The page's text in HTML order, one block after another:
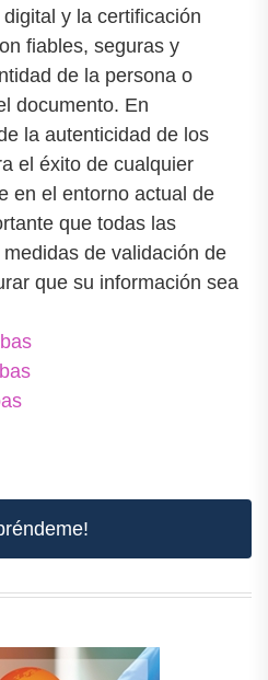
y la certificación
fiables, seguras y
de la persona o
documento. En
la autenticidad de los
el éxito de cualquier
en el entorno actual de
que todas las
de validación de
que su información sea